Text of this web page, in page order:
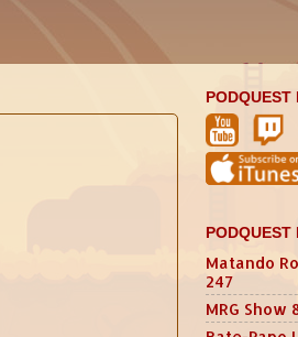
PODQUEST
PODQUEST
Matando
247
MRG Show